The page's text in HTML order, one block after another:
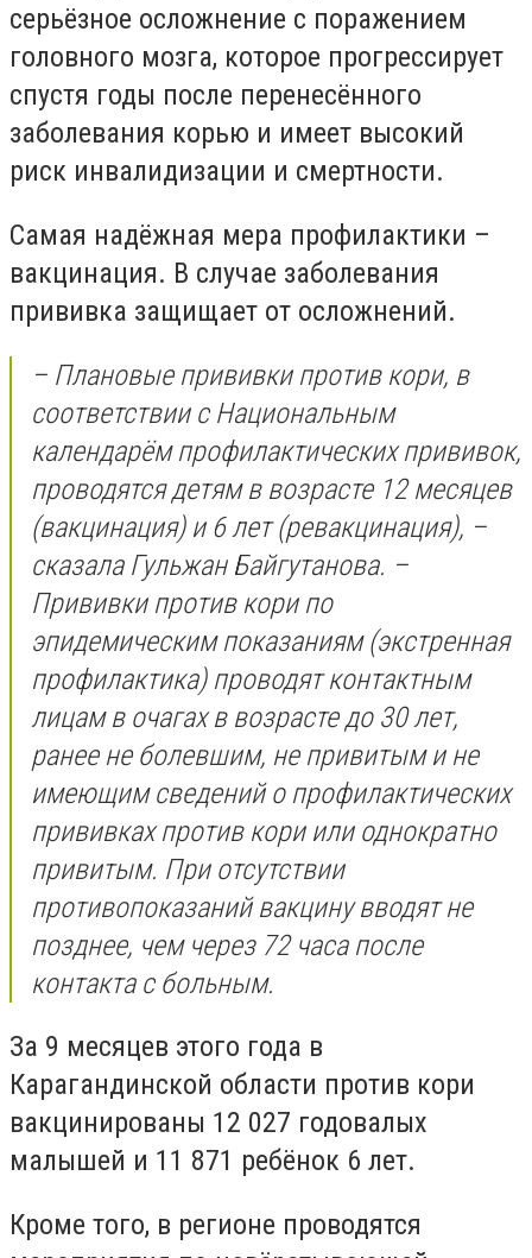
серьёзное осложнение с поражением
головного мозга, которое прогрессирует
спустя годы после перенесённого
заболевания корью и имеет высокий
риск инвалидизации и смертности.
Самая надёжная мера профилактики –
вакцинация. В случае заболевания
прививка защищает от осложнений.
– Плановые прививки против кори, в
соответствии с Национальным
календарём профилактических прививок,
проводятся детям в возрасте 12 месяцев
(вакцинация) и 6 лет (ревакцинация), –
сказала Гульжан Байгутанова. –
Прививки против кори по
эпидемическим показаниям (экстренная
профилактика) проводят контактным
лицам в очагах в возрасте до 30 лет,
ранее не болевшим, не привитым и не
имеющим сведений о профилактических
прививках против кори или однократно
привитым. При отсутствии
противопоказаний вакцину вводят не
позднее, чем через 72 часа после
контакта с больным.
За 9 месяцев этого года в
Карагандинской области против кори
вакцинированы 12 027 годовалых
малышей и 11 871 ребёнок 6 лет.
Кроме того, в регионе проводятся